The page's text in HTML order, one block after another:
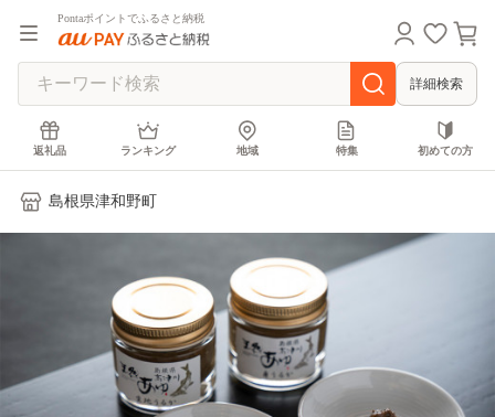
Pontaポイントでふるさと納税
詳細検索
返礼品 ランキング 地域 特集 初めての方
島根県津和野町